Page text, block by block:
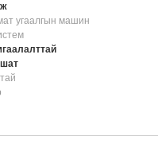
угаалгын машин